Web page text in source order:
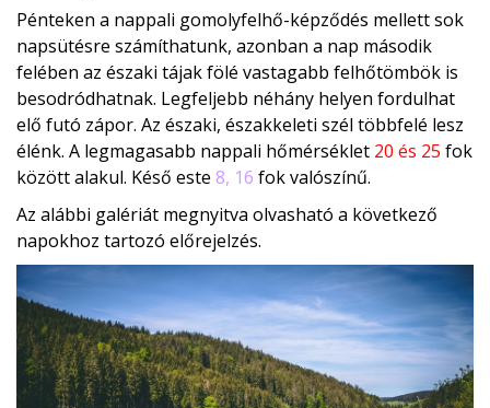
Pénteken a nappali gomolyfelhő-képződés mellett sok
napsütésre számíthatunk, azonban a nap második
felében az északi tájak fölé vastagabb felhőtömbök is
besodródhatnak. Legfeljebb néhány helyen fordulhat
elő futó zápor. Az északi, északkeleti szél többfelé lesz
élénk. A legmagasabb nappali hőmérséklet 20 és 25 fok
között alakul. Késő este 8, 16 fok valószínű.
Az alábbi galériát megnyitva olvasható a következő
napokhoz tartozó előrejelzés.